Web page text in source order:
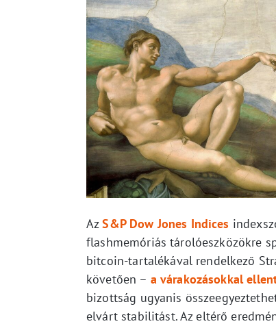
AzS&P Dow Jones Indices
flashmemóriás tárolóeszközökre
bitcoin-tartalékával rendelkező
követően – a várakozásokkal
bizottság ugyanis
elvárt stabilitást. Az eltérő